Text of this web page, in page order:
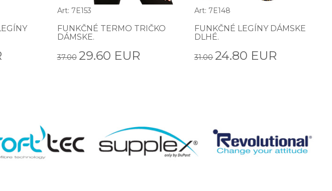
Art: 7E153
FUNKČNÉ TERMO TRIČKO
DÁMSKE.
37.00 29.60 EUR
Art: 7E148
FUNKČNÉ LEGÍNY DÁMSKE
DLHÉ.
31.00 24.80 EUR